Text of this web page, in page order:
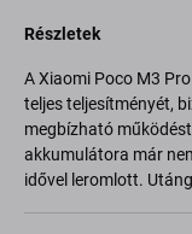
Részletek
A Xiaomi Poco M3
teljes teljesítményét,
megbízható
akkumulátora már
idővel leromlott.